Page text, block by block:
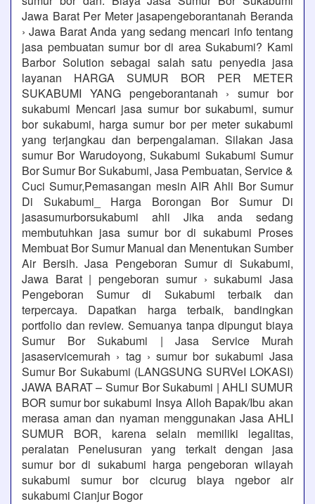
Jawa Barat Per Meter jasapengeborantanah Beranda
› Jawa Barat Anda yang sedang mencari info tentang
jasa pembuatan sumur bor di area Sukabumi? Kami
Barbor Solution sebagai salah satu penyedia jasa
layanan HARGA SUMUR BOR PER METER
SUKABUMI YANG pengeborantanah › sumur bor
sukabumi Mencari jasa sumur bor sukabumi, sumur
bor sukabumi, harga sumur bor per meter sukabumi
yang terjangkau dan berpengalaman. Silakan Jasa
sumur Bor Warudoyong, Sukabumi Sukabumi Sumur
Bor Sumur Bor Sukabumi, Jasa Pembuatan, Service &
Cuci Sumur,Pemasangan mesin AIR Ahli Bor Sumur
Di Sukabumi_ Harga Borongan Bor Sumur Di
jasasumurborsukabumi ahli Jika anda sedang
membutuhkan jasa sumur bor di sukabumi Proses
Membuat Bor Sumur Manual dan Menentukan Sumber
Air Bersih. Jasa Pengeboran Sumur di Sukabumi,
Jawa Barat | pengeboran sumur › sukabumi Jasa
Pengeboran Sumur di Sukabumi terbaik dan
terpercaya. Dapatkan harga terbaik, bandingkan
portfolio dan review. Semuanya tanpa dipungut biaya
Sumur Bor Sukabumi | Jasa Service Murah
jasaservicemurah › tag › sumur bor sukabumi Jasa
Sumur Bor Sukabumi (LANGSUNG SURVeI LOKASI)
JAWA BARAT – Sumur Bor Sukabumi | AHLI SUMUR
BOR sumur bor sukabumi Insya Alloh Bapak/Ibu akan
merasa aman dan nyaman menggunakan Jasa AHLI
SUMUR BOR, karena selain memiliki legalitas,
peralatan Penelusuran yang terkait dengan jasa
sumur bor di sukabumi harga pengeboran wilayah
sukabumi sumur bor cicurug biaya ngebor air
sukabumi Cianjur Bogor